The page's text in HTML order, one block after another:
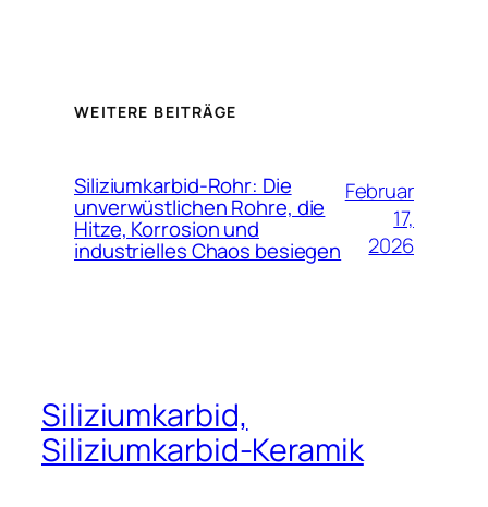
WEITERE BEITRÄGE
Siliziumkarbid-Rohr: Die
unverwüstlichen Rohre, die
Hitze, Korrosion und
industrielles Chaos besiegen
Februar
17,
2026
Siliziumkarbid,
Siliziumkarbid-Keramik
Basque
Belarusian
Czech
Danish
Dutch
Esperanto